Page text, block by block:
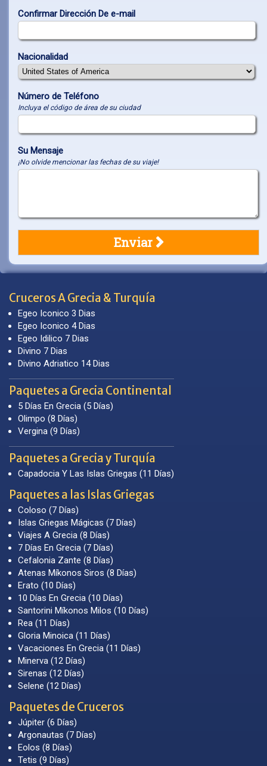
Confirmar Dirección De e-mail
Nacionalidad
Número de Teléfono
Incluya el código de área de su ciudad
Su Mensaje
¡No olvide mencionar las fechas de su viaje!
Cruceros A Grecia & Turquía
Egeo Iconico 3 Dias
Egeo Iconico 4 Dias
Egeo Idilico 7 Dias
Divino 7 Dias
Divino Adriatico 14 Dias
Paquetes a Grecia Continental
5 Días En Grecia (5 Días)
Olimpo (8 Días)
Vergina (9 Días)
Paquetes a Grecia y Turquía
Capadocia Y Las Islas Griegas (11 Días)
Paquetes a las Islas Griegas
Coloso (7 Días)
Islas Griegas Mágicas (7 Días)
Viajes A Grecia (8 Días)
7 Días En Grecia (7 Días)
Cefalonia Zante (8 Días)
Atenas Míkonos Siros (8 Días)
Erato (10 Días)
10 Días En Grecia (10 Días)
Santorini Míkonos Milos (10 Días)
Rea (11 Días)
Gloria Minoica (11 Días)
Vacaciones En Grecia (11 Días)
Minerva (12 Días)
Sirenas (12 Días)
Selene (12 Días)
Paquetes de Cruceros
Júpiter (6 Días)
Argonautas (7 Días)
Eolos (8 Días)
Tetis (9 Días)